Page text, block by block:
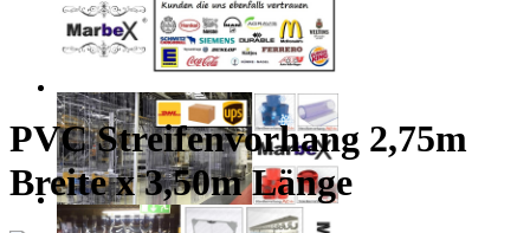
PVC Streifenvorhang 2,75m
Breite x 3,50m Länge